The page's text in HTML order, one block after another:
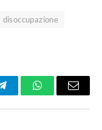
disoccupazione
TelegramWhatsAppEmail